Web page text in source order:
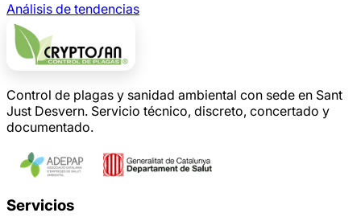
Análisis de tendencias
Control de plagas y sanidad ambiental con sede en Sant
Just Desvern. Servicio técnico, discreto, concertado y
documentado.
Servicios